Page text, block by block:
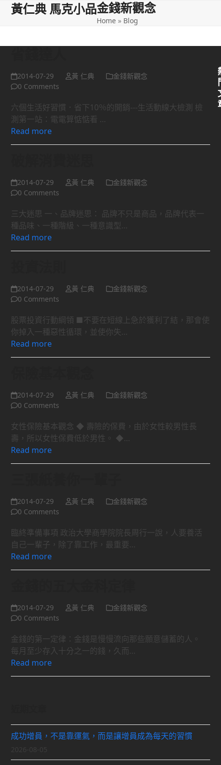
Skip黃仁典 馬克小品
Open
Close
金錢新觀念
Home » Blog
2014-07-29 黃 仁典
金錢新觀念
0 Comments
六個生活好習慣．省下10％的開銷---生活動線大檢測 檢
測第一站：電電算惦惦看 …
Read more
2014-07-29 黃 仁典
金錢新觀念
0 Comments
三大迷思 一、品牌迷思： 品牌不只是商品，品牌代表一
種品味、一種階級、一種意識型…
Read more
2014-07-29 黃 仁典
金錢新觀念
0 Comments
股票投資行動綱領 ■不要在短線上急於獲利了結，那會使
你掉入一種惡性循環，並使你失…
Read more
2014-07-29 黃 仁典
金錢新觀念
0 Comments
女性保險基本觀念 ◆ 壽險的保費，由於女性較男性長
壽，所以女性保費低於男性。 ◆…
Read more
2014-07-29 黃 仁典
金錢新觀念
0 Comments
臨終準備事項 政治大學商學院院長周行一說，人要養活
自己一輩子，除了靠工作，最重要…
Read more
2014-07-29 黃 仁典
金錢新觀念
0 Comments
金錢的第一定律：金錢是慢慢流向那些願意儲蓄的人。
每月至少存入十分之一的錢，久而…
Read more
成功增員，不是靠運氣，而是讓增員成為每天的習慣